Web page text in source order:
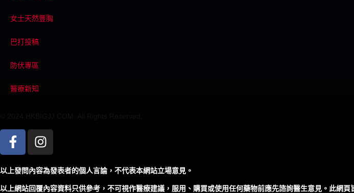
女士天然豐胸
巴打投稿
防伏專區
醫療新知
以上發問內容為發表者的個人言論，不代表本網站立場意見。
以上網站回覆內容資料只供參考，不可視作醫療建議，服用、購買或使用任何藥物前應先諮詢醫生意見。此網